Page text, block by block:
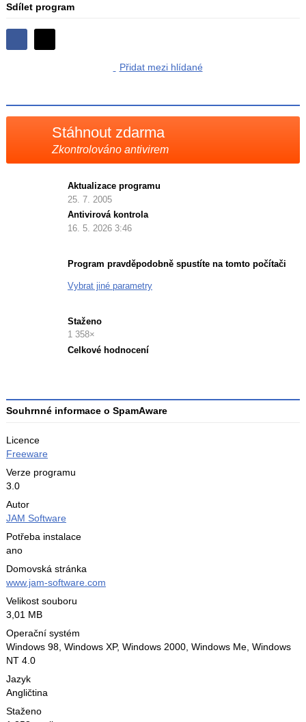
Sdílet program
Sdílejte
Přidat mezi hlídané
Stáhnout zdarma
Zkontrolováno antivirem
Aktualizace programu
25. 7. 2005
Antivirová kontrola
16. 5. 2026 3:46
Program pravděpodobně spustíte na tomto počítači
Vybrat jiné parametry
Staženo
1 358×
Celkové hodnocení
Souhrnné informace o SpamAware
Licence
Freeware
Verze programu
3.0
Autor
JAM Software
Potřeba instalace
ano
Domovská stránka
www.jam-software.com
Velikost souboru
3,01 MB
Operační systém
Windows 98, Windows XP, Windows 2000, Windows Me, Windows
NT 4.0
Jazyk
Angličtina
Staženo